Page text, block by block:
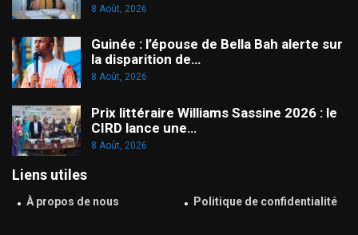
8 Août, 2026
Guinée : l’épouse de Bella Bah alerte sur
la disparition de…
8 Août, 2026
Prix littéraire Williams Sassine 2026 : le
CIRD lance une…
8 Août, 2026
Liens utiles
À propos de nous Politique de confidentialité